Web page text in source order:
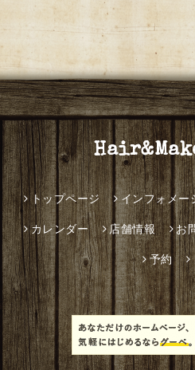
トップページ インフォメー
カレンダー 店舗情報 お
予約